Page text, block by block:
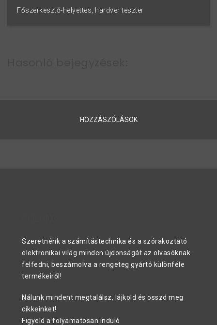
Főszerkesztő-helyettes, hardver teszter
HOZZÁSZÓLÁSOK
Szeretnénk a számítástechnika és a szórakoztató
elektronikai világ minden újdonságát az olvasóknak
felfedni, beszámolva a rengeteg gyártó különféle
termékeiről!
Nálunk mindent megtalálsz, lájkold és osszd meg
cikkeinket!
Figyeld a folyamatosan induló